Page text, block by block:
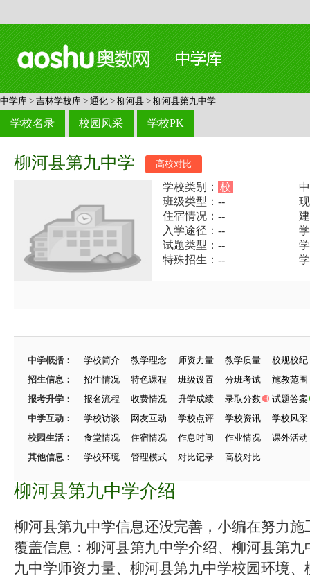
中学库 > 吉林学校库 > 通化 > 柳河县 > 柳河县第九中学
学校名录 校园风采 学校PK
柳河县第九中学 高校对比
学校类别： 校
班级类型：--
住宿情况：--
入学途径：--
试题类型：--
特殊招生：--
中学概括： 学校简介 教学理念 师资力量 教学质量
校规校纪
招生信息：
招生情况 特色课程 班级设置 分班考试
施教范围
报考升学：
报名流程 收费情况 升学成绩 录取分数
试题答案
中学互动：
学校访谈 网友互动 学校点评 学校资讯
学校风采
校园生活：
食堂情况 住宿情况 作息时间 作业情况
课外活动
其他信息：
学校环境 管理模式 对比记录 高校对比
柳河县第九中学介绍
柳河县第九中学信息还没完善，小编在努力施
覆盖信息：柳河县第九中学介绍、柳河县第
九中学师资力量、柳河县第九中学校园环境